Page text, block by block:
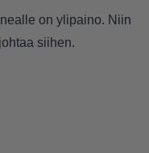
on ylipaino. Niin
siihen.